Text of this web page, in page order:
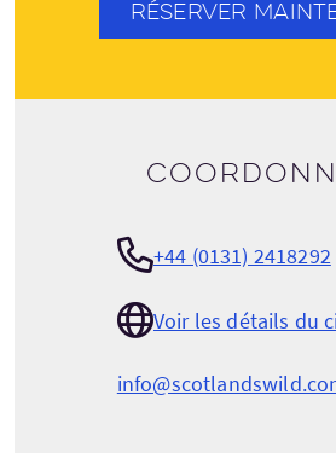
RÉSERVER
+44 (0131) 2418292
Voir les détails du